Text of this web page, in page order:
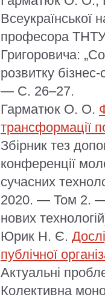
Всеукраїнської
професора
Григоровича:
розвитку
— С. 26–27.
Гарматюк О. О.
трансформації
Збірник тез
конференції
сучасних
2020. — Том 2. —
нових
Юрик Н. Є.
публічної
Актуальні
Колективна